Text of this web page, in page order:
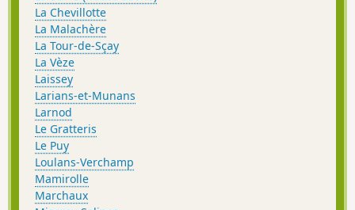
La Chevillotte
La Malachère
La Tour-de-Sçay
La Vèze
Laissey
Larians-et-Munans
Larnod
Le Gratteris
Le Puy
Loulans-Verchamp
Mamirolle
Marchaux